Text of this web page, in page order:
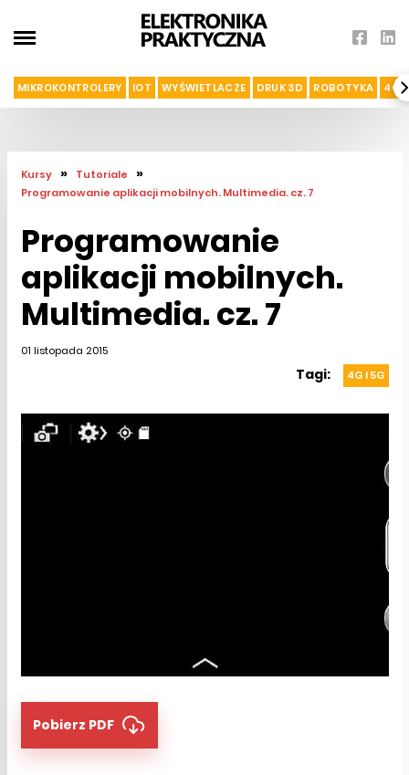
MIKROKONTROLERY IOT WYŚWIETLACZE DRUK 3D ROBOTYKA 4G I
Kursy » Tutoriale »
Programowanie aplikacji mobilnych. Multimedia. cz. 7
Programowanie
aplikacji mobilnych.
Multimedia. cz. 7
01 listopada 2015
Tagi: 4G I 5G
Pobierz PDF